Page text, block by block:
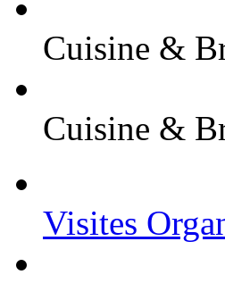
Cuisine &
Cuisine &
Visites